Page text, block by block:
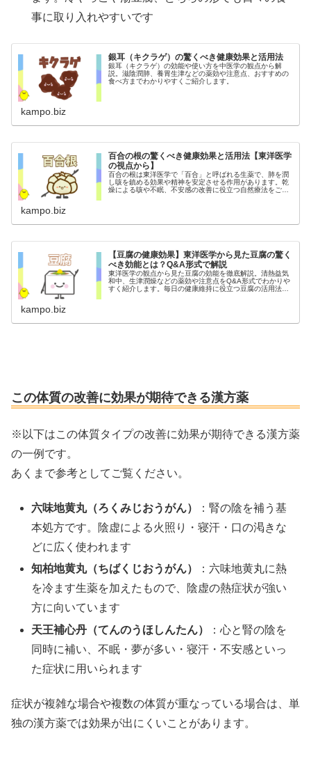
事に取り入れやすいです
銀耳（キクラゲ）の驚くべき健康効果と活用法
銀耳（キクラゲ）の効能や使い方を中医学の観点から解
説。滋陰潤肺、養胃生津などの薬効や注意点、おすすめの
食べ方までわかりやすくご紹介します。
kampo.biz
百合の根の驚くべき健康効果と活用法【東洋医学
の視点から】
百合の根は東洋医学で「百合」と呼ばれる生薬で、肺を潤
し咳を鎮める効果や精神を安定させる作用があります。乾
燥による咳や不眠、不安感の改善に役立つ自然療法をご紹
kampo.biz
【豆腐の健康効果】東洋医学から見た豆腐の驚く
べき効能とは？Q&A形式で解説
東洋医学の観点から見た豆腐の効能を徹底解説。清熱益気
和中、生津潤燥などの薬効や注意点をQ&A形式でわかりや
すく紹介します。毎日の健康維持に役立つ豆腐の活用法
kampo.biz
この体質の改善に効果が期待できる漢方薬
※以下はこの体質タイプの改善に効果が期待できる漢方薬
の一例です。
あくまで参考としてご覧ください。
六味地黄丸（ろくみじおうがん）
：腎の陰を補う基
本処方です。陰虚による火照り・寝汗・口の渇きな
どに広く使われます
知柏地黄丸（ちばくじおうがん）
：六味地黄丸に熱
を冷ます生薬を加えたもので、陰虚の熱症状が強い
方に向いています
天王補心丹（てんのうほしんたん）
：心と腎の陰を
同時に補い、不眠・夢が多い・寝汗・不安感といっ
た症状に用いられます
症状が複雑な場合や複数の体質が重なっている場合は、単
独の漢方薬では効果が出にくいことがあります。